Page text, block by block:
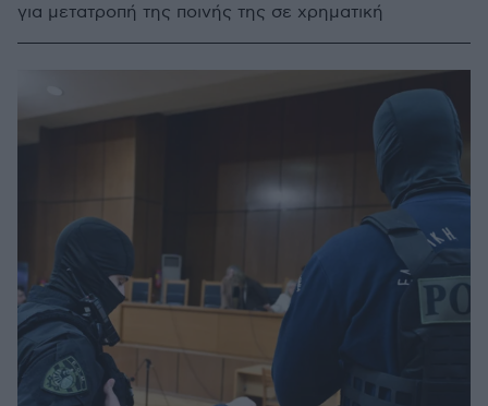
για μετατροπή της ποινής της σε χρηματική